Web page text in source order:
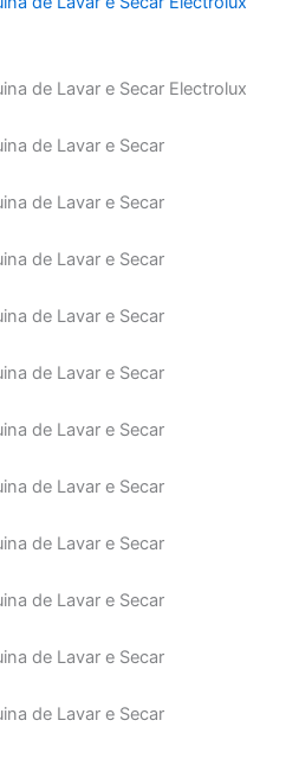
de Lavar e Secar Electrolux
de Lavar e Secar
de Lavar e Secar
de Lavar e Secar
de Lavar e Secar
de Lavar e Secar
de Lavar e Secar
de Lavar e Secar
de Lavar e Secar
de Lavar e Secar
de Lavar e Secar
de Lavar e Secar